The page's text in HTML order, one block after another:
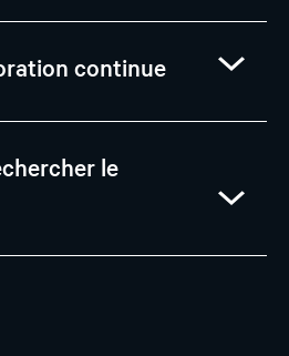
continue
le